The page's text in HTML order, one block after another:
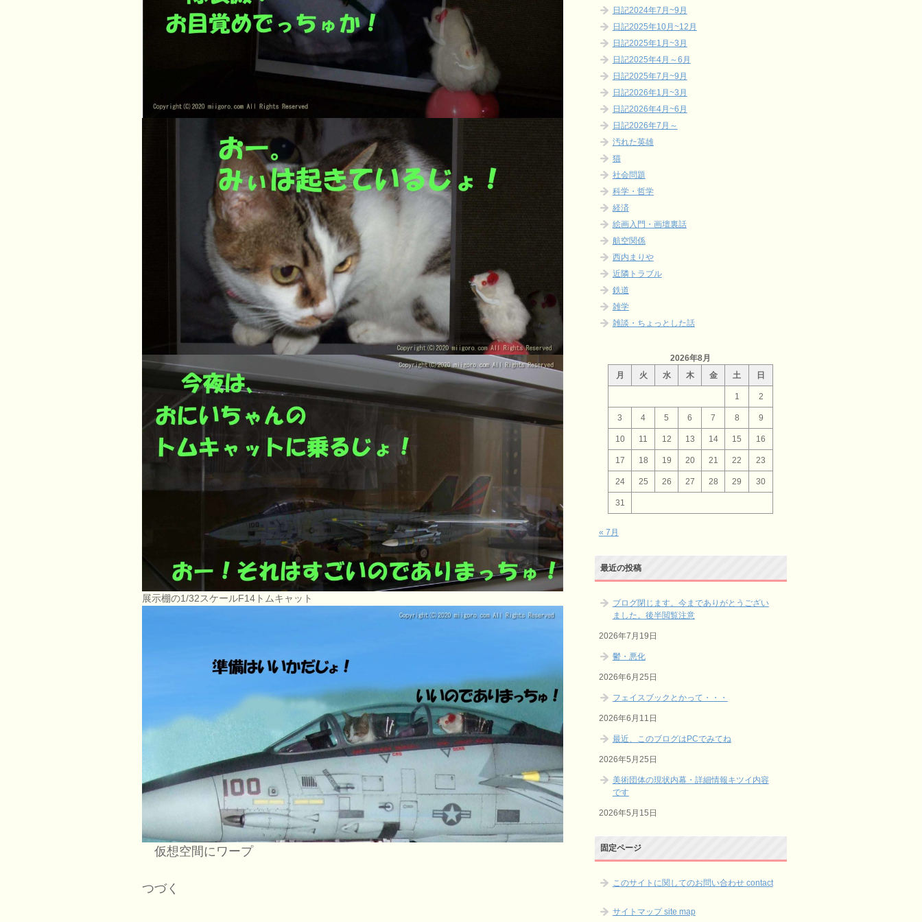
展示棚の1/32スケールF14トムキャット
仮想空間にワープ
つづく
日記2024年7月~9月
日記2025年10月~12月
日記2025年1月~3月
日記2025年4月～6月
日記2025年7月~9月
日記2026年1月~3月
日記2026年4月~6月
日記2026年7月～
汚れた英雄
猫
社会問題
科学・哲学
経済
絵画入門・画壇裏話
航空関係
西内まりや
近隣トラブル
鉄道
雑学
雑談・ちょっとした話
2026年8月
月
火 水 木 金 土 日
1 2
3 4 5 6 7 8 9
10 11 12 13 14 15 16
17 18 19 20 21 22 23
24 25 26 27 28 29 30
31
« 7月
最近の投稿
ブログ閉じます。今までありがとうござい
ました。後半閲覧注意
2026年7月19日
鬱・悪化
2026年6月25日
フェイスブックとかって・・・
2026年6月11日
最近、このブログはPCでみてね
2026年5月25日
美術団体の現状内幕・詳細情報キツイ内容
です
2026年5月15日
固定ページ
このサイトに関してのお問い合わせ contact
サイトマップ site map